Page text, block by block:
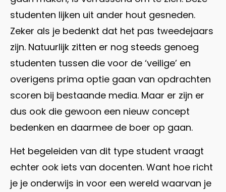
studenten lijken uit ander hout gesneden.
Zeker als je bedenkt dat het pas tweedejaars
zijn. Natuurlijk zitten er nog steeds genoeg
studenten tussen die voor de ‘veilige’ en
overigens prima optie gaan van opdrachten
scoren bij bestaande media. Maar er zijn er
dus ook die gewoon een nieuw concept
bedenken en daarmee de boer op gaan.
Het begeleiden van dit type student vraagt
echter ook iets van docenten. Want hoe richt
je je onderwijs in voor een wereld waarvan je